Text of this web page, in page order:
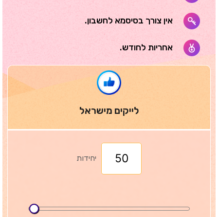
אין צורך בסיסמא לחשבון.
אחריות לחודש.
לייקים מישראל
יחידות